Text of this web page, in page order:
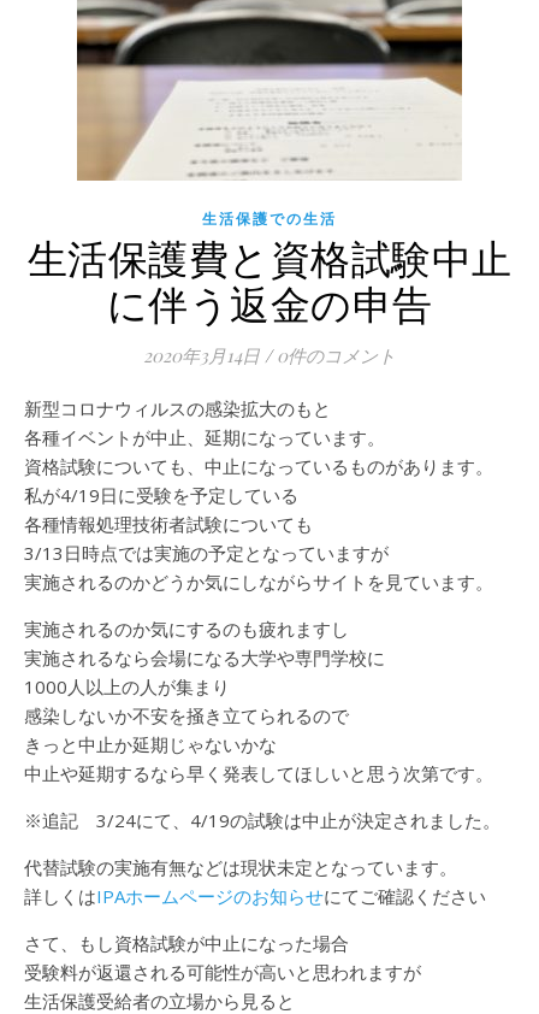
生活保護での生活
生活保護費と資格試験中止
に伴う返金の申告
2020年3月14日 / 0件のコメント
新型コロナウィルスの感染拡大のもと
各種イベントが中止、延期になっています。
資格試験についても、中止になっているものがあります。
私が4/19日に受験を予定している
各種情報処理技術者試験についても
3/13日時点では実施の予定となっていますが
実施されるのかどうか気にしながらサイトを見ています。
実施されるのか気にするのも疲れますし
実施されるなら会場になる大学や専門学校に
1000人以上の人が集まり
感染しないか不安を掻き立てられるので
きっと中止か延期じゃないかな
中止や延期するなら早く発表してほしいと思う次第です。
※追記 3/24にて、4/19の試験は中止が決定されました。
代替試験の実施有無などは現状未定となっています。
詳しくはIPAホームページのお知らせにてご確認ください
さて、もし資格試験が中止になった場合
受験料が返還される可能性が高いと思われますが
生活保護受給者の立場から見ると